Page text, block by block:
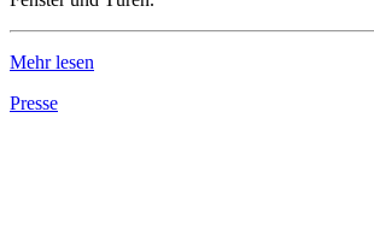
Mehr lesen
Presse